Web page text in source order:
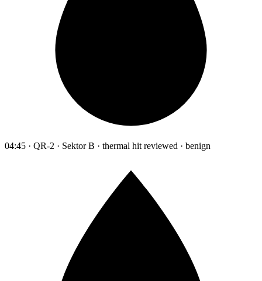
04:45 · QR-2 · Sektor B · thermal hit reviewed · benign